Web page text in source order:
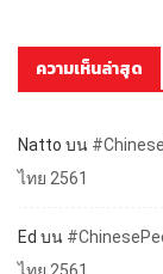
ความเห็นล่าสุด
Natto บน
ไทย 2561
Ed บน